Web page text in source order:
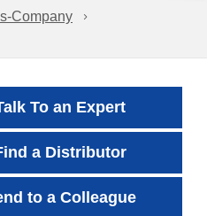
Company
To an Expert
a Distributor
to a Colleague